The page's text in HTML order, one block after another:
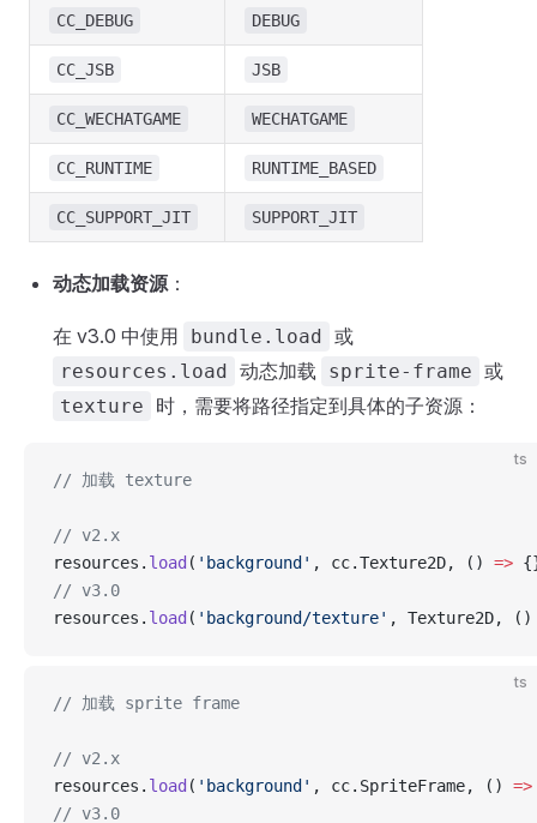
CC_DEBUG DEBUG
CC_JSB JSB
CC_WECHATGAME WECHATGAME
CC_RUNTIME RUNTIME_BASED
CC_SUPPORT_JIT SUPPORT_JIT
动态加载资源：
在 v3.0 中使用 bundle.load 或
resources.load 动态加载 sprite-frame 或
texture 时，需要将路径指定到具体的子资源：
ts
// 加载 texture
// v2.x
resources. load ( 'background' , cc.Texture2D, () =>
// v3.0
resources. load ( 'background/texture' , Texture2D,
ts
// 加载 sprite frame
// v2.x
resources. load ( 'background' , cc.SpriteFrame, () =>
// v3.0